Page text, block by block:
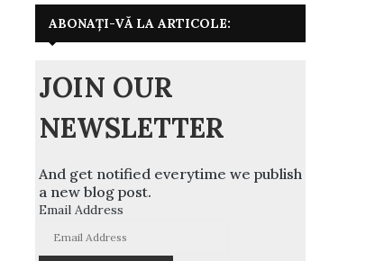
ABONAȚI-VĂ LA ARTICOLE:
JOIN OUR
NEWSLETTER
And get notified everytime we publish
a new blog post.
Email Address